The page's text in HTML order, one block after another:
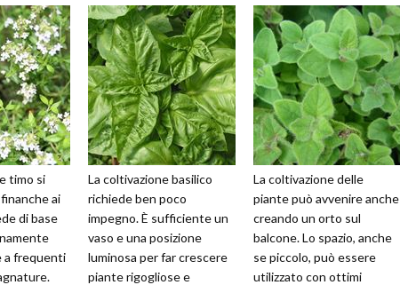
timo si
ai
di base
a frequenti
La coltivazione basilico
richiede ben poco
impegno. È sufficiente un
vaso e una posizione
luminosa per far crescere
piante rigogliose e
La coltivazione delle
piante può avvenire anche
creando un orto sul
balcone. Lo spazio, anche
se piccolo, può essere
utilizzato con ottimi